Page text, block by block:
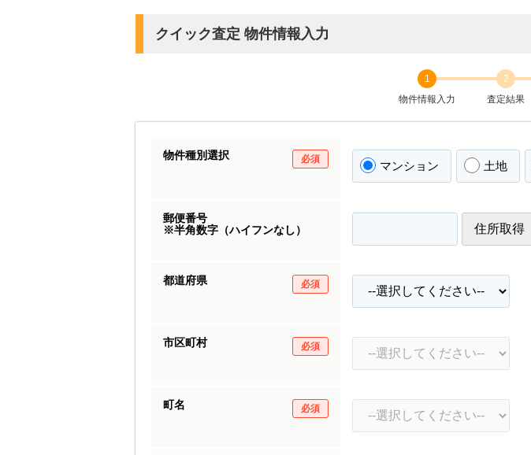
クイック査定 物件情報入力
1
物件情報入力
2
査定結果
物件種別選択 必須 マンション 土地
郵便番号
※半角数字（ハイフンなし）
都道府県 必須
市区町村 必須
町名 必須